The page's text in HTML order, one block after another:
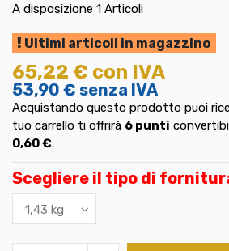
A disposizione 1 Articoli
Ultimi articoli in magazzino
65,22 € con IVA
53,90 € senza IVA
Acquistando questo prodotto puoi
tuo carrello ti offrirà 6 punti
0,60 €.
Scegliere il tipo di